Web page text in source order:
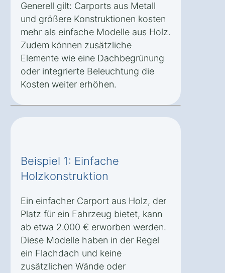
Generell gilt: Carports aus Metall
und größere Konstruktionen kosten
mehr als einfache Modelle aus Holz.
Zudem können zusätzliche
Elemente wie eine Dachbegrünung
oder integrierte Beleuchtung die
Kosten weiter erhöhen.
Beispiel 1: Einfache
Holzkonstruktion
Ein einfacher Carport aus Holz, der
Platz für ein Fahrzeug bietet, kann
ab etwa 2.000 € erworben werden.
Diese Modelle haben in der Regel
ein Flachdach und keine
zusätzlichen Wände oder